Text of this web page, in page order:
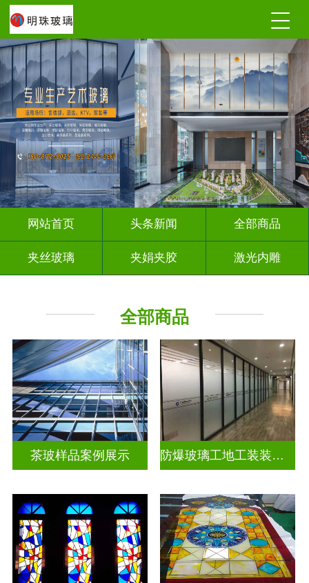
网站首页 头条新闻 全部商品
夹丝玻璃 夹娟夹胶 激光内雕
工程玻璃
全部商品
茶玻样品案例展示 防爆玻璃工地工装装饰玻璃